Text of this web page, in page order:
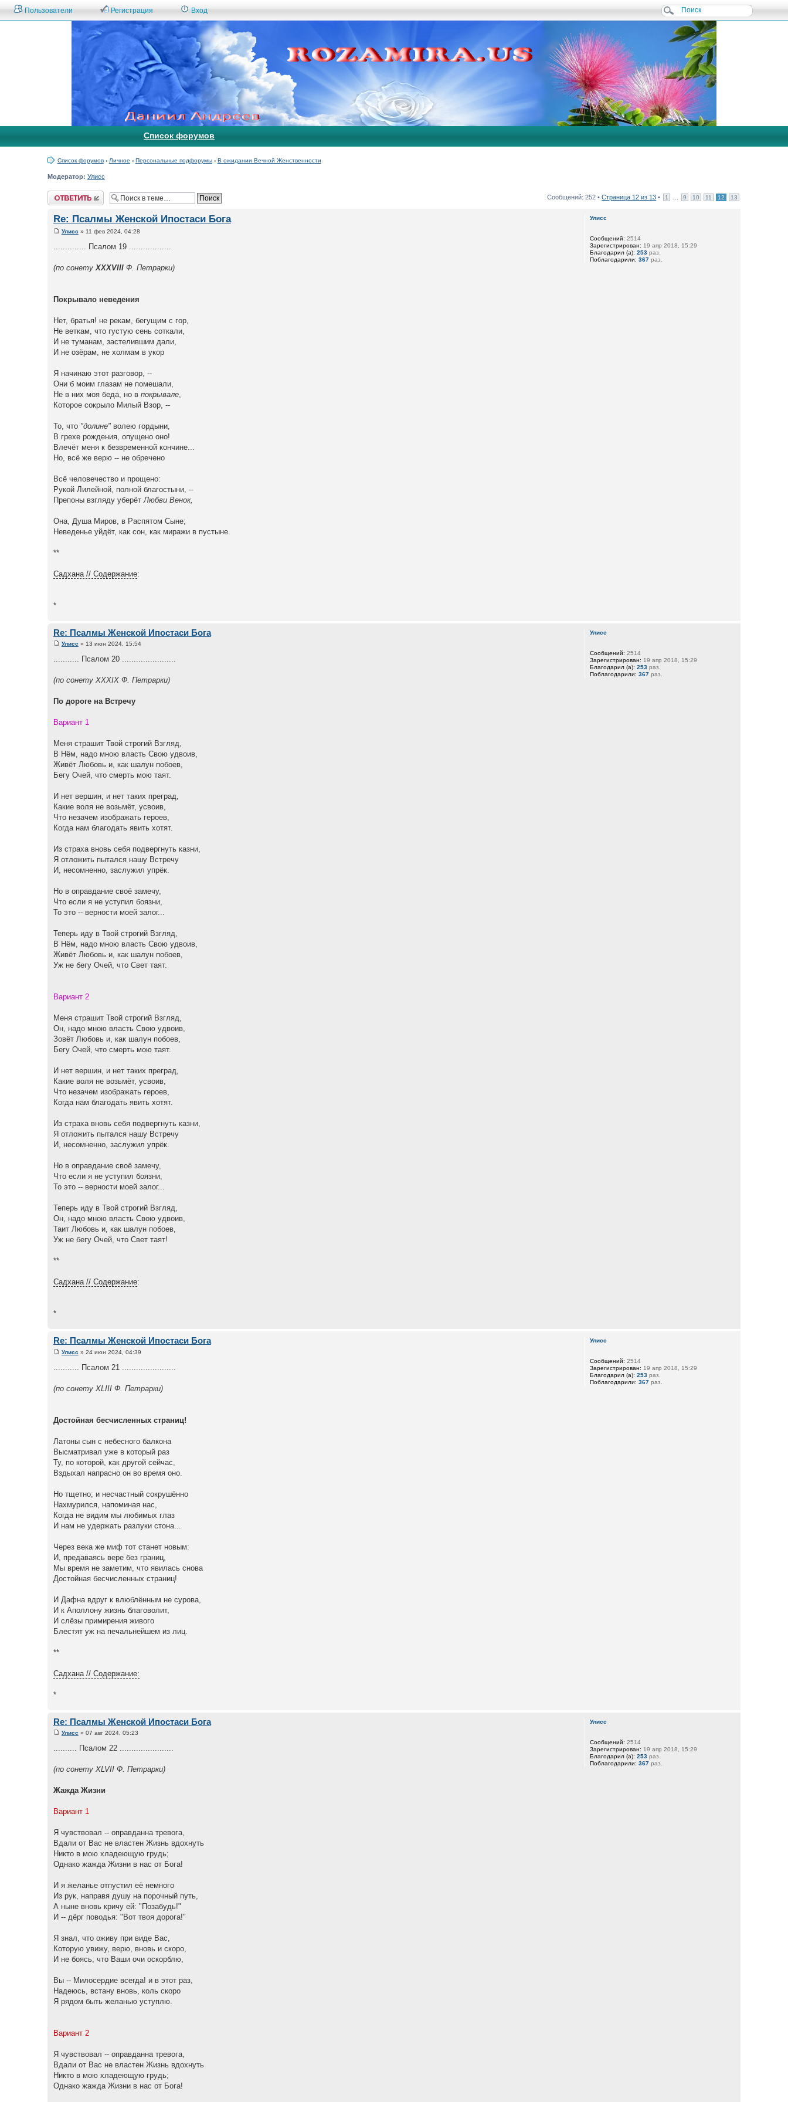
Пользователи Регистрация Вход
Список форумов
Список форумов ‹ Личное ‹ Персональные подфорумы ‹ В ожидании Вечной Женственности
Модератор: Улисс
Ответить Сообщений: 252 •Страница 12 из 13 • 1 9 10 11 12 13
Re: Псалмы Женской Ипостаси Бога
Улисс » 11 фев 2024, 04:28
.............. Псалом 19 ..................
(по сонету XXXVIIIФ. Петрарки)
Покрывало неведения
Нет, братья! не рекам, бегущим с гор,
Не веткам, что густую сень соткали,
И не туманам, застелившим дали,
И не озёрам, не холмам в укор
Я начинаю этот разговор, --
Они б моим глазам не помешали,
Не в них моя беда, но в покрывале,
Которое сокрыло Милый Взор, --
То, что "долине"волею гордыни,
В грехе рождения, опущено оно!
Влечёт меня к безвременной кончине...
Но, всё же верю -- не обречено
Всё человечество и прощено:
Рукой Лилейной, полной благостыни, --
Препоны взгляду уберёт Любви Венок,
Она, Душа Миров, в Распятом Сыне;
Неведенье уйдёт, как сон, как миражи в пустыне.
**
Садхана // Содержание:
*
Улисс
Сообщений: 2514
Зарегистрирован: 19 апр 2018, 15:29
Благодарил (а): 253раз.
Поблагодарили: 367раз.
Re: Псалмы Женской Ипостаси Бога
Улисс » 13 июн 2024, 15:54
........... Псалом 20 .......................
(по сонету XXXIX Ф. Петрарки)
По дороге на Встречу
Вариант 1
Меня страшит Твой строгий Взгляд,
В Нём, надо мною власть Свою удвоив,
Живёт Любовь и, как шалун побоев,
Бегу Очей, что смерть мою таят.
И нет вершин, и нет таких преград,
Какие воля не возьмёт, усвоив,
Что незачем изображать героев,
Когда нам благодать явить хотят.
Из страха вновь себя подвергнуть казни,
Я отложить пытался нашу Встречу
И, несомненно, заслужил упрёк.
Но в оправдание своё замечу,
Что если я не уступил боязни,
То это -- верности моей залог...
Теперь иду в Твой строгий Взгляд,
В Нём, надо мною власть Свою удвоив,
Живёт Любовь и, как шалун побоев,
Уж не бегу Очей, что Свет таят.
Вариант 2
Меня страшит Твой строгий Взгляд,
Он, надо мною власть Свою удвоив,
Зовёт Любовь и, как шалун побоев,
Бегу Очей, что смерть мою таят.
И нет вершин, и нет таких преград,
Какие воля не возьмёт, усвоив,
Что незачем изображать героев,
Когда нам благодать явить хотят.
Из страха вновь себя подвергнуть казни,
Я отложить пытался нашу Встречу
И, несомненно, заслужил упрёк.
Но в оправдание своё замечу,
Что если я не уступил боязни,
То это -- верности моей залог...
Теперь иду в Твой строгий Взгляд,
Он, надо мною власть Свою удвоив,
Таит Любовь и, как шалун побоев,
Уж не бегу Очей, что Свет таят!
**
Садхана // Содержание:
*
Улисс
Сообщений: 2514
Зарегистрирован: 19 апр 2018, 15:29
Благодарил (а): 253раз.
Поблагодарили: 367раз.
Re: Псалмы Женской Ипостаси Бога
Улисс » 24 июн 2024, 04:39
........... Псалом 21 .......................
(по сонету XLIII Ф. Петрарки)
Достойная бесчисленных страниц!
Латоны сын с небесного балкона
Высматривал уже в который раз
Ту, по которой, как другой сейчас,
Вздыхал напрасно он во время оно.
Но тщетно; и несчастный сокрушённо
Нахмурился, напоминая нас,
Когда не видим мы любимых глаз
И нам не удержать разлуки стона...
Через века же миф тот станет новым:
И, предаваясь вере без границ,
Мы время не заметим, что явилась снова
Достойная бесчисленных страниц!
И Дафна вдруг к влюблённым не сурова,
И к Аполлону жизнь благоволит,
И слёзы примирения живого
Блестят уж на печальнейшем из лиц.
**
Садхана // Содержание:
*
Улисс
Сообщений: 2514
Зарегистрирован: 19 апр 2018, 15:29
Благодарил (а): 253раз.
Поблагодарили: 367раз.
Re: Псалмы Женской Ипостаси Бога
Улисс » 07 авг 2024, 05:23
.......... Псалом 22 .......................
(по сонету XLVII Ф. Петрарки)
Жажда Жизни
Вариант 1
Я чувствовал -- оправданна тревога,
Вдали от Вас не властен Жизнь вдохнуть
Никто в мою хладеющую грудь;
Однако жажда Жизни в нас от Бога!
И я желанье отпустил её немного
Из рук, направя душу на порочный путь,
А ныне вновь кричу ей: "Позабудь!"
И -- дёрг поводья: "Вот твоя дорога!"
Я знал, что оживу при виде Вас,
Которую увижу, верю, вновь и скоро,
И не боясь, что Ваши очи оскорблю,
Вы -- Милосердие всегда! и в этот раз,
Надеюсь, встану вновь, коль скоро
Я рядом быть желанью уступлю.
Вариант 2
Я чувствовал -- оправданна тревога,
Вдали от Вас не властен Жизнь вдохнуть
Никто в мою хладеющую грудь;
Однако жажда Жизни в нас от Бога!
Улисс
Сообщений: 2514
Зарегистрирован: 19 апр 2018, 15:29
Благодарил (а): 253раз.
Поблагодарили: 367раз.